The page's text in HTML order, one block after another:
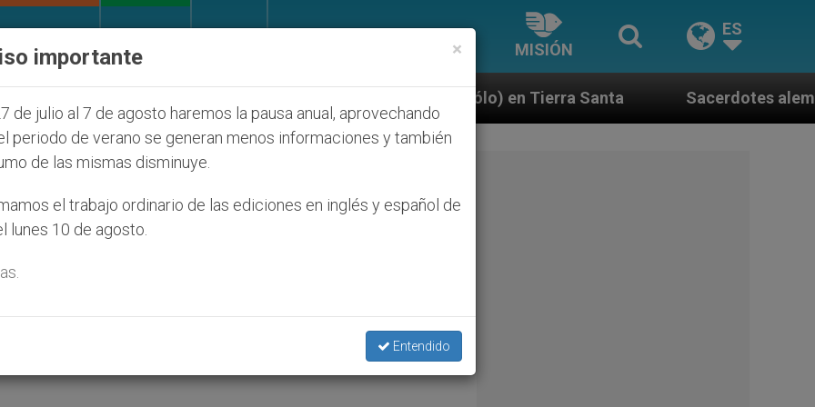
MISIÓN
ES
judíos que afecta a cristianos (y no sólo) en Tierra Santa Sacerdotes alemanes fieles al Papa
no impide la
más fecunda
de comunicaciones del episcopado
×
importante
de julio al 7 de agosto haremos la pausa anual, aprovechando
periodo de verano se generan menos informaciones y también
de las mismas disminuye.
el trabajo ordinario de las ediciones en inglés y español de
lunes 10 de agosto.
Entendido